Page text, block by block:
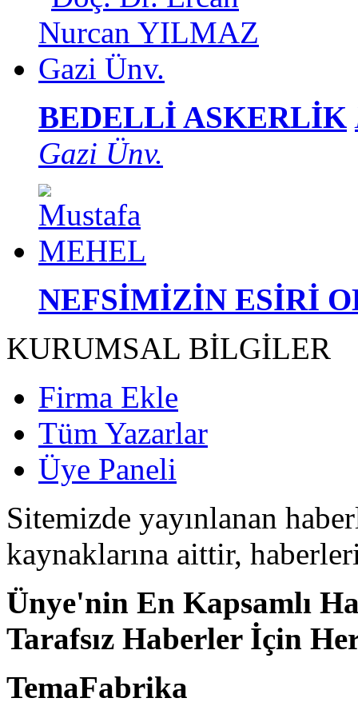
BEDELLİ ASKERLİK
Gazi Ünv.
NEFSİMİZİN ESİRİ
KURUMSAL BİLGİLER
Firma Ekle
Tüm Yazarlar
Üye Paneli
Sitemizde yayınlanan
kaynaklarına aittir,
Ünye'nin En Kapsamlı
Tarafsız Haberler İçin
TemaFabrika